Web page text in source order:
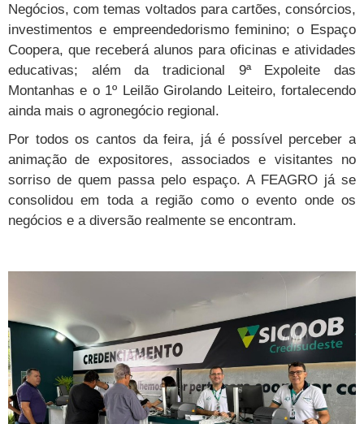
Negócios, com temas voltados para cartões, consórcios,
investimentos e empreendedorismo feminino; o Espaço
Coopera, que receberá alunos para oficinas e atividades
educativas; além da tradicional 9ª Expoleite das
Montanhas e o 1º Leilão Girolando Leiteiro, fortalecendo
ainda mais o agronegócio regional.
Por todos os cantos da feira, já é possível perceber a
animação de expositores, associados e visitantes no
sorriso de quem passa pelo espaço. A FEAGRO já se
consolidou em toda a região como o evento onde os
negócios e a diversão realmente se encontram.